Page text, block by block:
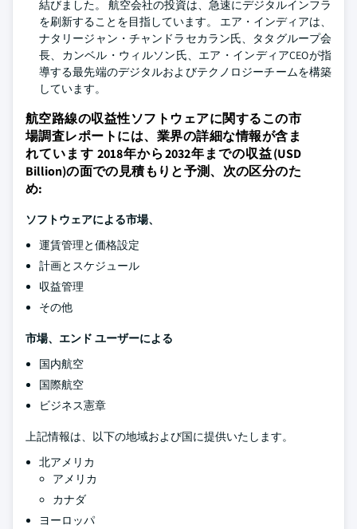
結びました。 航空会社の投資は、急速にデジタルインフラ
を刷新することを目指しています。 エア・インディアは、
ナタリージャン・チャンドラセカラン氏、タタグループ会
長、カンベル・ウィルソン氏、エア・インディアCEOが指
導する最先端のデジタルおよびテクノロジーチームを構築
しています。
航空路線の収益性ソフトウェアに関するこの市
場調査レポートには、業界の詳細な情報が含ま
れています 2018年から2032年までの収益(USD
Billion)の面での見積もりと予測、次の区分のた
め:
ソフトウェアによる市場、
運賃管理と価格設定
計画とスケジュール
収益管理
その他
市場、エンド ユーザーによる
国内航空
国際航空
ビジネス憲章
上記情報は、以下の地域および国に提供いたします。
北アメリカ
アメリカ
カナダ
ヨーロッパ